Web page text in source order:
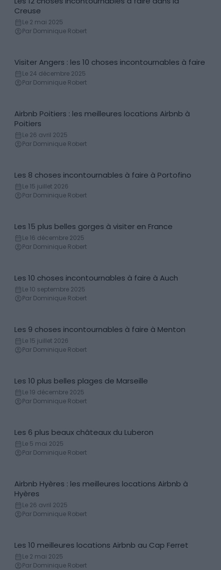
Incontournables
Creuse
Le 2 mai 2025
Par Dominique Robert
Incontournables
Visiter Angers : les 10 choses incontournables à faire
Le 24 décembre 2025
Par Dominique Robert
Locations de vacances
Airbnb Poitiers : les meilleures locations Airbnb à
Poitiers
Le 26 avril 2025
Par Dominique Robert
Incontournables
Les 8 choses incontournables à faire à Portofino
Le 15 juillet 2026
Par Dominique Robert
Gorge & Canyon
Les 15 plus belles gorges à visiter en France
Le 16 décembre 2025
Par Dominique Robert
Incontournables
Les 10 choses incontournables à faire à Auch
Le 10 septembre 2025
Par Dominique Robert
Incontournables
Les 9 choses incontournables à faire à Menton
Le 15 juillet 2026
Par Dominique Robert
Plage
Les 10 plus belles plages de Marseille
Le 19 décembre 2025
Par Dominique Robert
Château
Les 6 plus beaux châteaux du Luberon
Le 5 mai 2025
Par Dominique Robert
Locations de vacances
Airbnb Hyères : les meilleures locations Airbnb à
Hyères
Le 26 avril 2025
Par Dominique Robert
Locations de vacances
Les 10 meilleures locations Airbnb au Cap Ferret
Le 2 mai 2025
Par Dominique Robert